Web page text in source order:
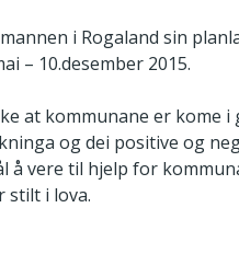
i Rogaland sin
– 10.desember 2015.
at kommunane er kome i
og dei positive og
å vere til hjelp for
stilt i lova.